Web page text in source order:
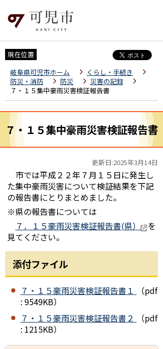
現在位置
岐阜県可児市ホーム
くらし・手続き
防災・消防
防災
災害の記録
７・１５集中豪雨災害検証報告書
７・１５集中豪雨災害検証報告書
更新日:2025年3月14日
市では平成２２年７月１５日に発生し
た集中豪雨災害について検証結果を下記
の報告書にとりまとめました。
※県の報告書については
７．１５豪雨災害検証報告書(県）
を
見てください。
添付ファイル
７・１５豪雨災害検証報告書１
（pdf
: 9549KB）
７・１５豪雨災害検証報告書２
（pdf
: 1215KB）